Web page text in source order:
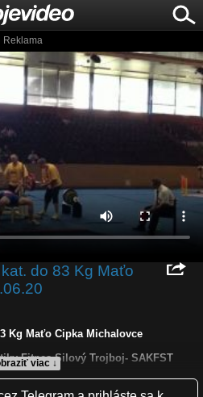
Reklama
do 83 Kg Maťo
viac ↓
Kg Maťo Cipka Michalovce
Fitnes Silový Trojboj- SAKFST